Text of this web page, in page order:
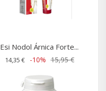
Esi Nodol Árnica Forte...
14,35 € -10% 15,95 €